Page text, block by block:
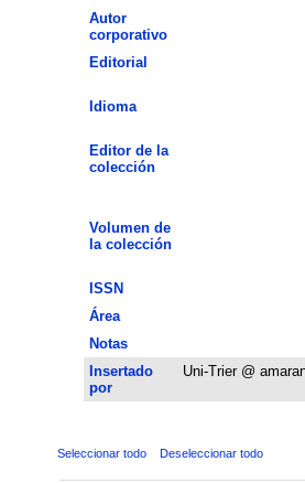
Autor
corporativo
Editorial
Idioma
Editor de la
colección
Volumen de
la colección
ISSN
Área
Notas
Insertado
por
Uni-Trier @
Seleccionar todo Deseleccionar todo